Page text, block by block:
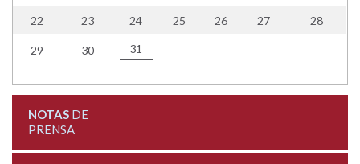
22 23 24 25 26 27 28
29 30 31
NOTASDE
PRENSA